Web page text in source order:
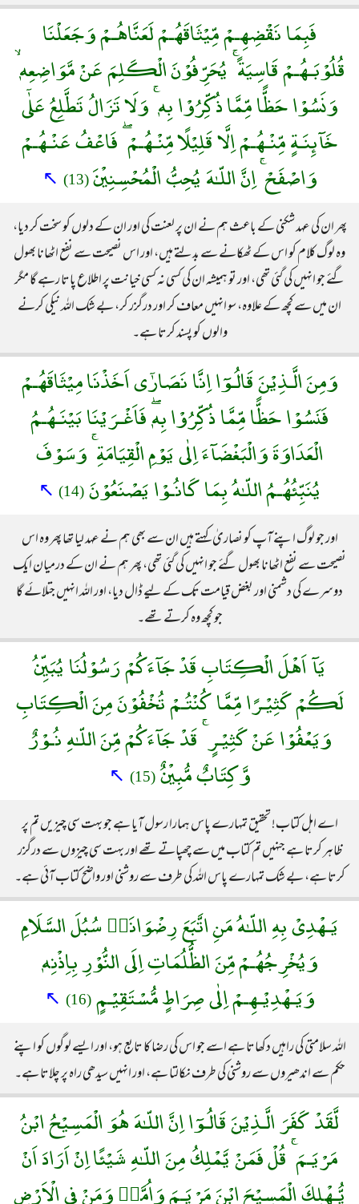
فَبِمَا نَقْضِهِـمْ مِّيْثَاقَهُـمْ لَعَنَّاهُـمْ وَجَعَلْنَا
قُلُوْبَـهُـمْ قَاسِيَةً ۚ يُحَرِّفُوْنَ الْكَلِمَ عَنْ مَّوَاضِعِهٖ ۙ
وَنَسُوْا حَظًّا مِّمَّا ذُكِّرُوْا بِهٖ ۚ وَلَا تَزَالُ تَطَّلِعُ عَلٰٓى
خَآئِنَـةٍ مِّنْـهُـمْ اِلَّا قَلِيْلًا مِّنْـهُـمْ ۖ فَاعْفُ عَنْـهُـمْ
وَاصْفَحْ ۚ اِنَّ اللّـٰهَ يُحِبُّ الْمُحْسِنِيْنَ(13)
↖
پھر ان کی عہد شکنی کے باعث ہم نے ان پر لعنت کی اور ان کے دلوں کو سخت کر دیا،
وہ لوگ کلام کو اس کے ٹھکانے سے بدلتے ہیں، اور اس نصیحت سے نفع اٹھانا بھول
گئے جو انہیں کی گئی تھی، اور تو ہمیشہ ان کی کسی نہ کسی خیانت پر اطلاع پاتا رہے گا مگر
ان میں سے کچھ کے علاوہ، سو انہیں معاف کر اور درگزر کر، بے شک اللہ نیکی کرنے
والوں کو پسند کرتا ہے۔
وَمِنَ الَّـذِيْنَ قَالُـوٓا اِنَّا نَصَارٰٓى اَخَذْنَا مِيْثَاقَهُـمْ
فَنَسُوْا حَظًّا مِّمَّا ذُكِّرُوْا بِهٖۖ فَاَغْـرَيْنَا بَيْنَـهُـمُ
الْعَدَاوَةَ وَالْبَغْضَآءَ اِلٰى يَوْمِ الْقِيَامَةِ ۚ وَسَوْفَ
يُنَبِّئُهُـمُ اللّـٰهُ بِمَا كَانُـوْا يَصْنَعُوْنَ (14)
↖
اور جو لوگ اپنے آپ کو نصاریٰ کہتے ہیں ان سے بھی ہم نے عہد لیا تھا پھر وہ اس
نصیحت سے نفع اٹھانا بھول گئے جو انہیں کی گئی تھی، پھر ہم نے ان کے درمیان ایک
دوسرے کی دشمنی اور بغض قیامت تک کے لیے ڈال دیا، اور اللہ انہیں جتلائے گا
جو کچھ وہ کرتے تھے۔
يَآ اَهْلَ الْكِتَابِ قَدْ جَآءَكُمْ رَسُوْلُنَا يُبَيِّنُ
لَكُمْ كَثِيْـرًا مِّمَّا كُنْتُـمْ تُخْفُوْنَ مِنَ الْكِتَابِ
وَيَعْفُوْا عَنْ كَثِيْـرٍ ۚ قَدْ جَآءَكُمْ مِّنَ اللّـٰهِ نُـوْرٌ
وَّكِتَابٌ مُّبِيْنٌ (15)
↖
اے اہل کتاب! تحقیق تمہارے پاس ہمارا رسول آیا ہے جو بہت سی چیزیں تم پر
ظاہر کرتا ہے جنہیں تم کتاب میں سے چھپاتے تھے اور بہت سی چیزوں سے درگزر
کرتا ہے، بے شک تمہارے پاس اللہ کی طرف سے روشنی اور واضح کتاب آئی ہے۔
يَـهْدِىْ بِهِ اللّـٰهُ مَنِ اتَّبَعَ رِضْوَانَهٝ سُبُلَ السَّلَامِ
وَيُخْرِجُهُـمْ مِّنَ الظُّلُمَاتِ اِلَى النُّوْرِ بِاِذْنِهٖ
وَيَـهْدِيْـهِـمْ اِلٰى صِرَاطٍ مُّسْتَقِيْـمٍ(16)
↖
اللہ سلامتی کی راہیں دکھاتا ہے اسے جو اس کی رضا کا تابع ہو، اور ایسے لوگوں کو اپنے
حکم سے اندھیروں سے روشنی کی طرف نکالتا ہے، اور انہیں سیدھی راہ پر چلاتا ہے۔
لَّقَدْ كَفَرَ الَّـذِيْنَ قَالُـوٓا اِنَّ اللّـٰهَ هُوَ الْمَسِيْحُ ابْنُ
مَرْيَـمَ ۚ قُلْ فَمَنْ يَّمْلِكُ مِنَ اللّـٰهِ شَيْئًا اِنْ اَرَادَ اَنْ
يُّـهْلِكَ الْمَسِيْحَ ابْنَ مَرْيَـمَ وَاُمَّهٝ وَمَنْ فِى الْاَرْضِ